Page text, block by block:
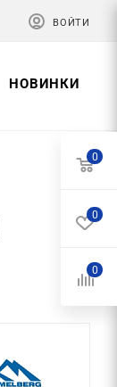
ВОЙТИ
НОВИНКИ
0
0
0